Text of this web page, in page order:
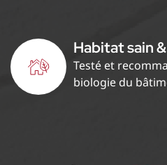
Habitat sain
Testé et
biologie du